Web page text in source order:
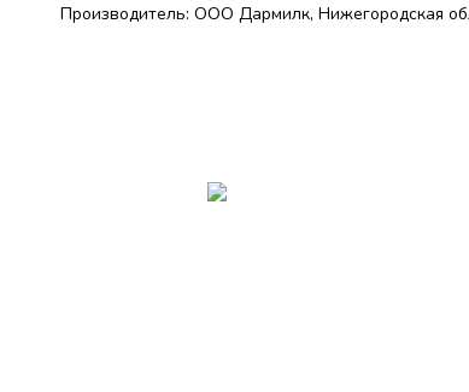
Производитель: ООО Дармилк, Нижегородская